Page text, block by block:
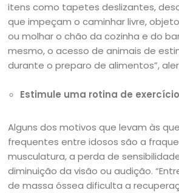
itens como tapetes deslizantes,
que impeçam o caminhar livre,
ou molhar o chão da cozinha e do
mesmo, o acesso de animais de
durante o preparo de alimentos”,
Estimule uma rotina de
Alguns dos motivos que levam às
frequentes entre idosos são a
musculatura, a perda de
diminuição da visão ou audição.
de massa óssea dificulta a